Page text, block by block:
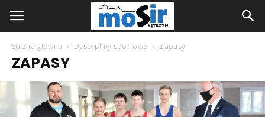
Strona główna Dyscypliny sportowe Zapasy
ZAPASY